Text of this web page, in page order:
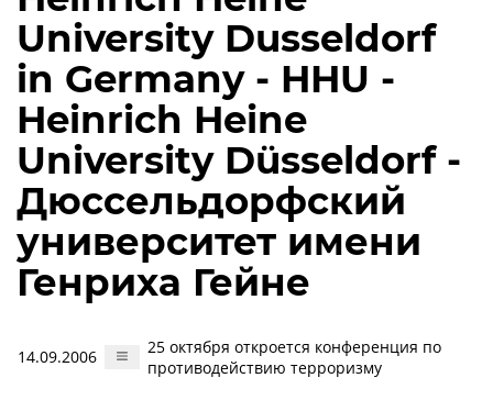
University Dusseldorf
in Germany - HHU -
Heinrich Heine
University Düsseldorf -
Дюссельдорфский
университет имени
Генриха Гейне
14.09.2006
25 октября откроется конференция по
противодействию терроризму